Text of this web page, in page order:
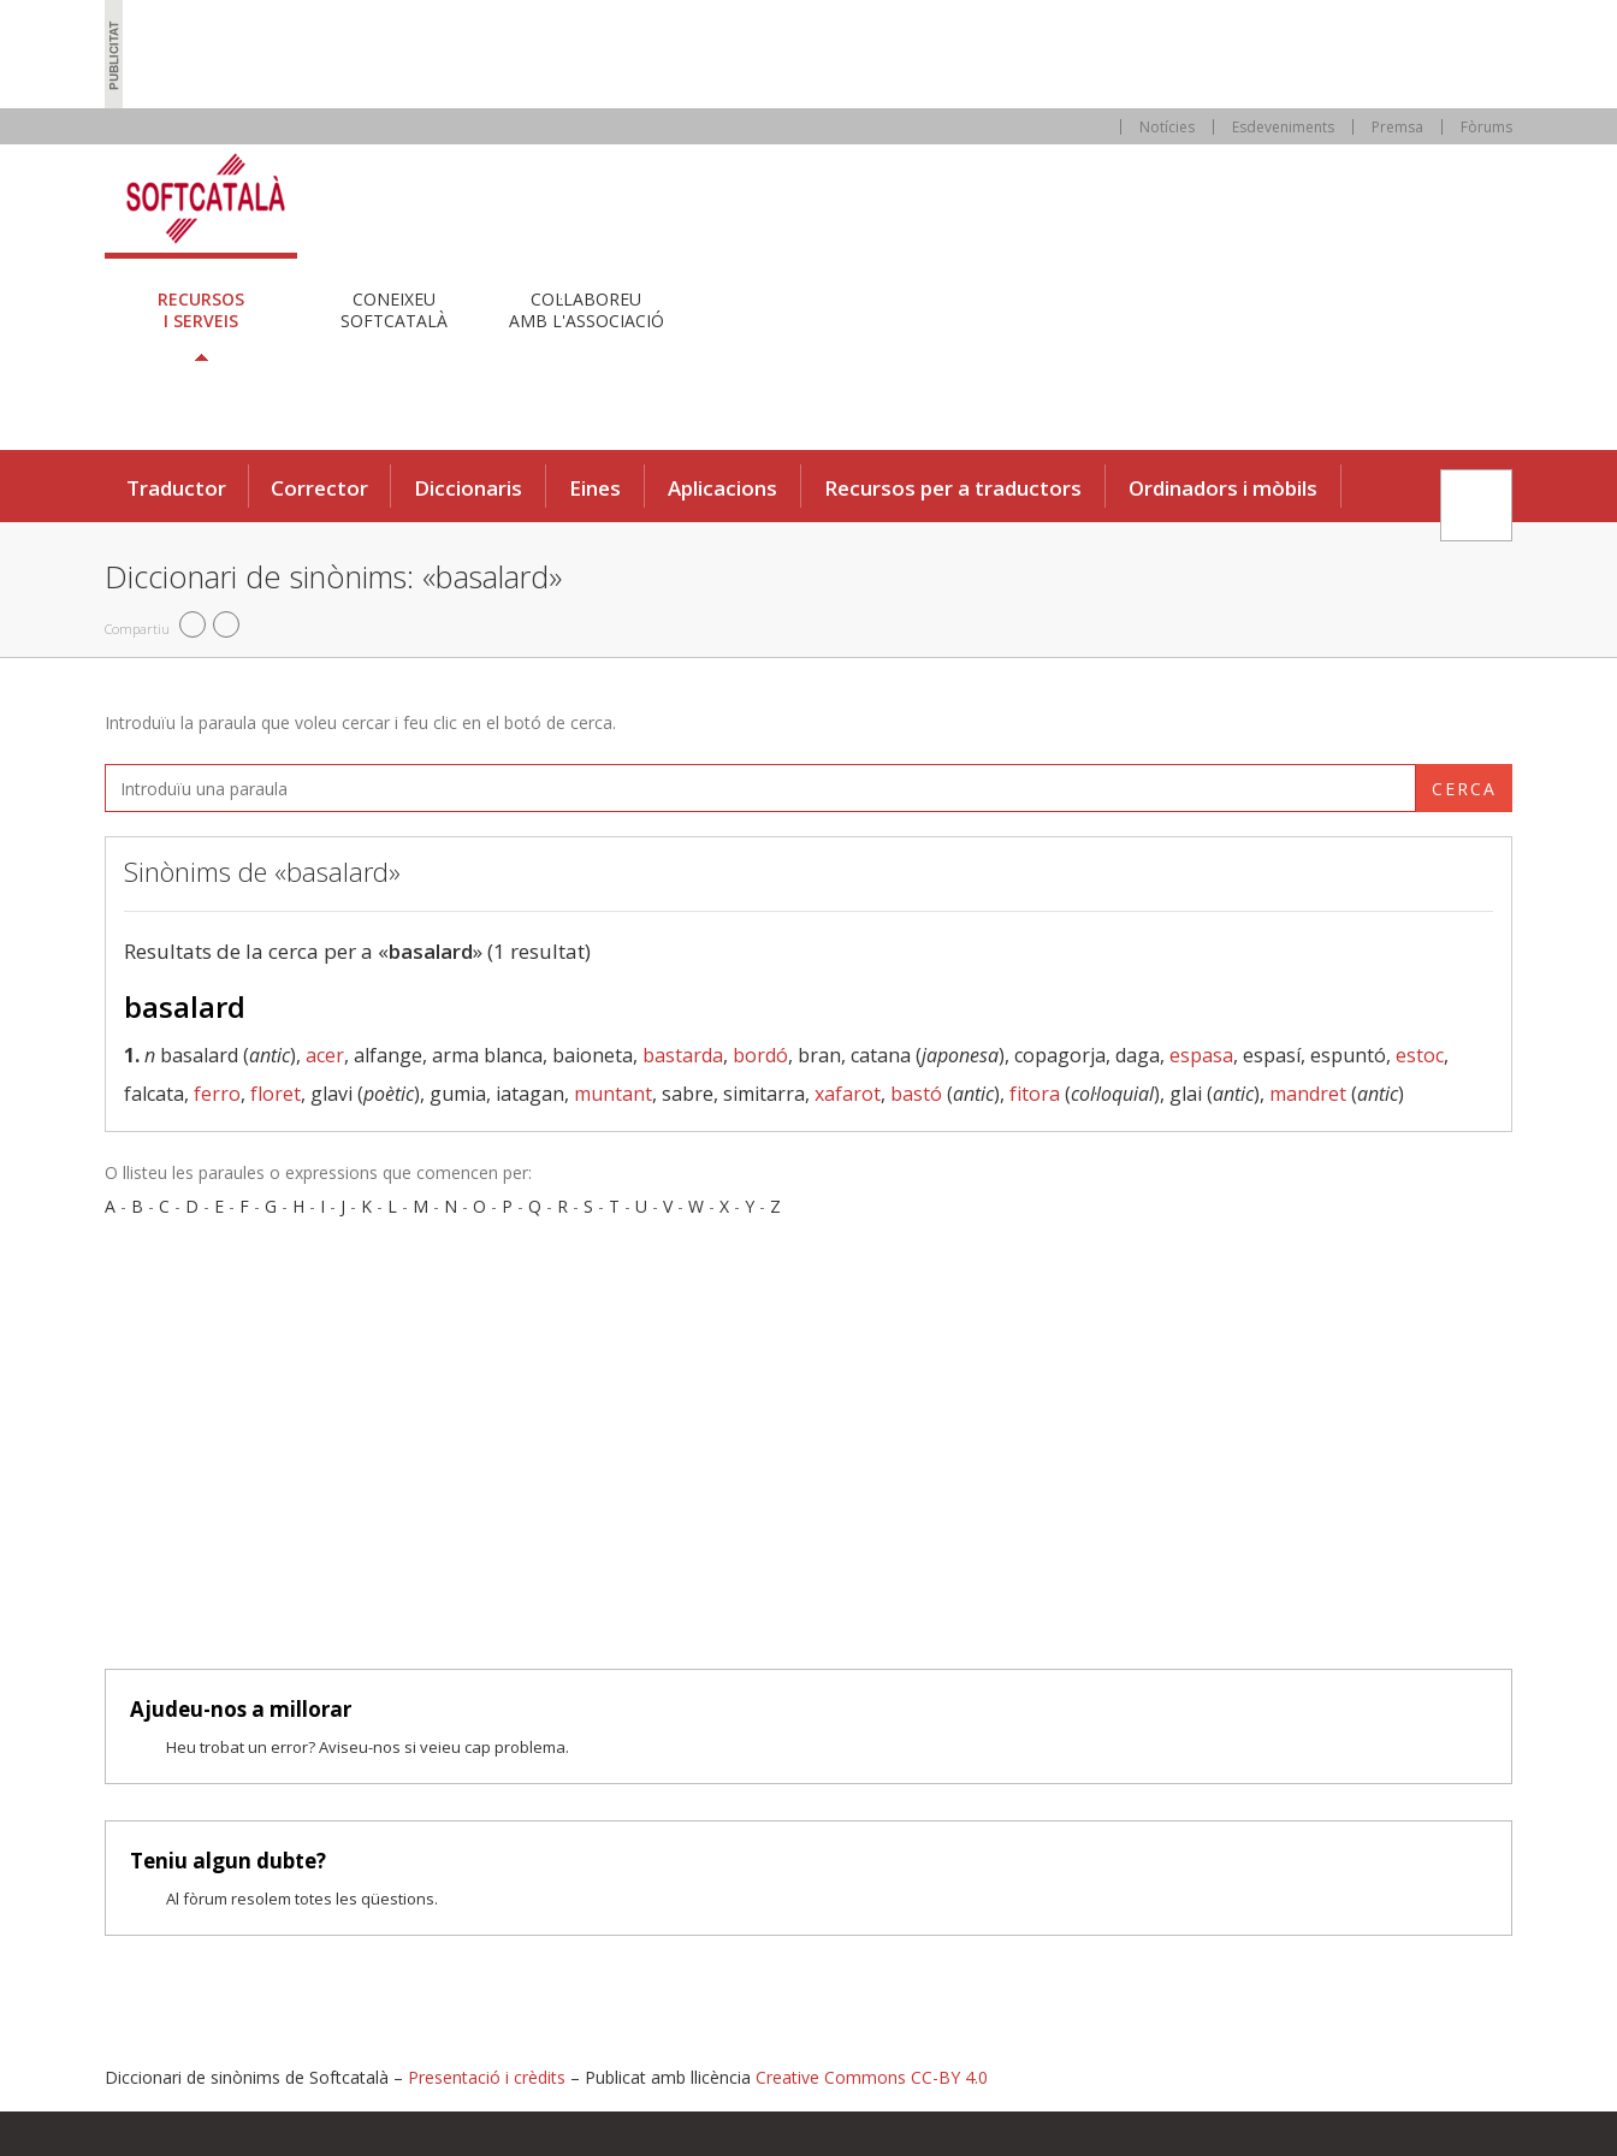
Notícies Esdeveniments Premsa Fòrums
RECURSOS
I SERVEIS
CONEIXEU
SOFTCATALÀ
COL·LABOREU
AMB L'ASSOCIACIÓ
Traductor Corrector Diccionaris Eines Aplicacions Recursos per a traductors Ordinadors i mòbils
Diccionari de sinònims: «basalard»
Compartiu
Introduïu la paraula que voleu cercar i feu clic en el botó de cerca.
CERCA
Sinònims de «basalard»
Resultats de la cerca per a «basalard» (1 resultat)
basalard
1.n basalard (antic), acer, alfange, arma blanca, baioneta, bastarda, bordó, bran, catana (japonesa), copagorja, daga, espasa, espasí, espuntó, estoc,
falcata, ferro, floret, glavi (poètic), gumia, iatagan, muntant, sabre, simitarra, xafarot, bastó (antic), fitora (col·loquial), glai (antic), mandret(antic)
O llisteu les paraules o expressions que comencen per:
A - B - C - D - E - F - G - H - I - J - K - L - M - N - O - P - Q - R - S - T - U - V- W - X - Y - Z
Ajudeu-nos a millorar
Heu trobat un error? Aviseu-nos si veieu cap problema.
Teniu algun dubte?
Al fòrum resolem totes les qüestions.
Diccionari de sinònims de Softcatalà – Presentació i crèdits – Publicat amb llicència Creative Commons CC-BY 4.0